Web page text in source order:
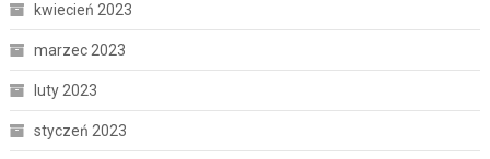
kwiecień 2023
marzec 2023
luty 2023
styczeń 2023